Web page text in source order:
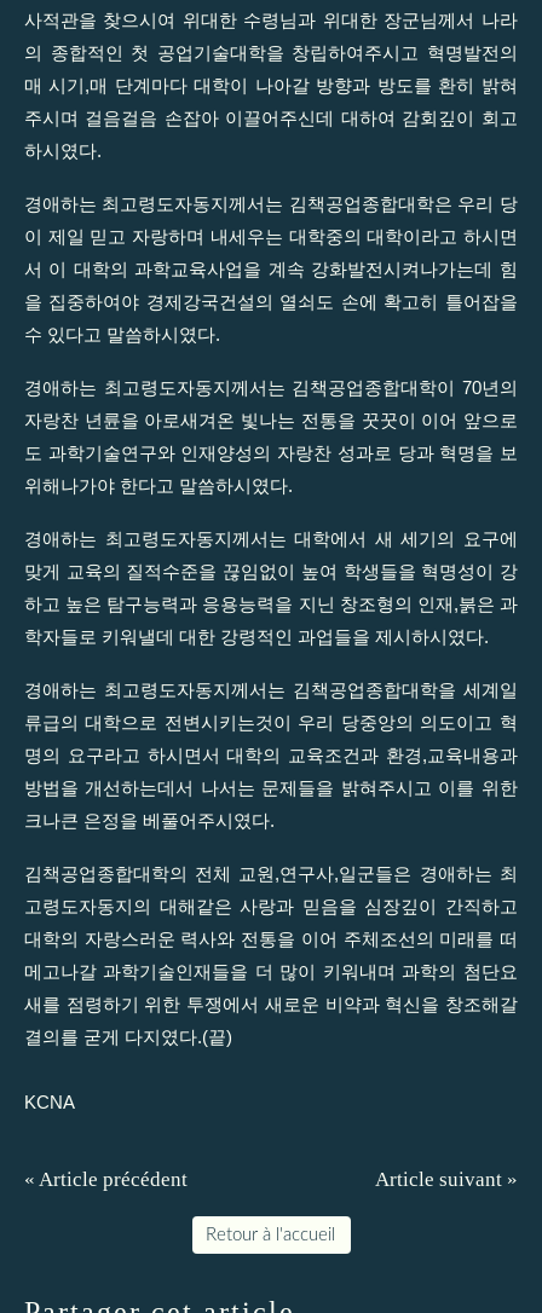
사적관을 찾으시여 위대한 수령님과 위대한 장군님께서 나라
의 종합적인 첫 공업기술대학을 창립하여주시고 혁명발전의
매 시기,매 단계마다 대학이 나아갈 방향과 방도를 환히 밝혀
주시며 걸음걸음 손잡아 이끌어주신데 대하여 감회깊이 회고
하시였다.
경애하는 최고령도자동지께서는 김책공업종합대학은 우리 당
이 제일 믿고 자랑하며 내세우는 대학중의 대학이라고 하시면
서 이 대학의 과학교육사업을 계속 강화발전시켜나가는데 힘
을 집중하여야 경제강국건설의 열쇠도 손에 확고히 틀어잡을
수 있다고 말씀하시였다.
경애하는 최고령도자동지께서는 김책공업종합대학이 70년의
자랑찬 년륜을 아로새겨온 빛나는 전통을 꿋꿋이 이어 앞으로
도 과학기술연구와 인재양성의 자랑찬 성과로 당과 혁명을 보
위해나가야 한다고 말씀하시였다.
경애하는 최고령도자동지께서는 대학에서 새 세기의 요구에
맞게 교육의 질적수준을 끊임없이 높여 학생들을 혁명성이 강
하고 높은 탐구능력과 응용능력을 지닌 창조형의 인재,붉은 과
학자들로 키워낼데 대한 강령적인 과업들을 제시하시였다.
경애하는 최고령도자동지께서는 김책공업종합대학을 세계일
류급의 대학으로 전변시키는것이 우리 당중앙의 의도이고 혁
명의 요구라고 하시면서 대학의 교육조건과 환경,교육내용과
방법을 개선하는데서 나서는 문제들을 밝혀주시고 이를 위한
크나큰 은정을 베풀어주시였다.
김책공업종합대학의 전체 교원,연구사,일군들은 경애하는 최
고령도자동지의 대해같은 사랑과 믿음을 심장깊이 간직하고
대학의 자랑스러운 력사와 전통을 이어 주체조선의 미래를 떠
메고나갈 과학기술인재들을 더 많이 키워내며 과학의 첨단요
새를 점령하기 위한 투쟁에서 새로운 비약과 혁신을 창조해갈
결의를 굳게 다지였다.(끝)
KCNA
« Article précédent Article suivant »
Retour à l'accueil